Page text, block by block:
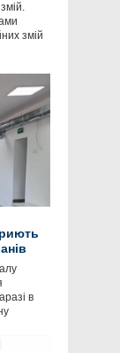
змій
в